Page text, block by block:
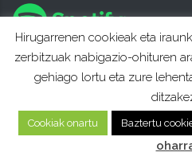
Hirugarrenen cookieak eta
zerbitzuak nabigazio-ohituren
gehiago lortu eta zure
Cookiak onartu Baztertu